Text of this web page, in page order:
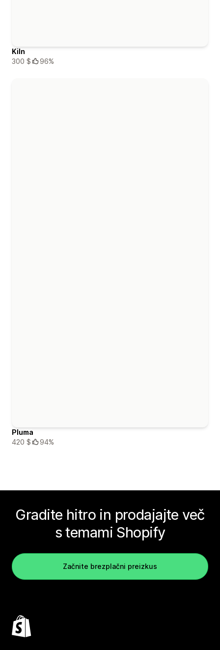
Kiln
300 $
96%
Pluma
420 $
94%
Gradite hitro in prodajajte več
s temami Shopify
Začnite brezplačni preizkus